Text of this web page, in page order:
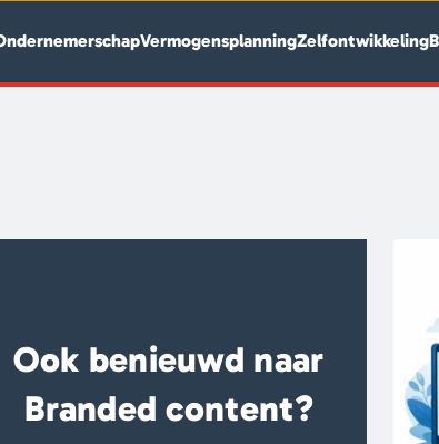
VermogensplanningZelfontwikkeling
Ook benieuwd naar
Branded content?